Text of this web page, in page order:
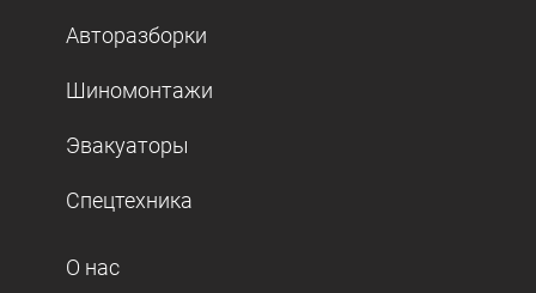
Авторазборки
Шиномонтажи
Эвакуаторы
Спецтехника
О нас